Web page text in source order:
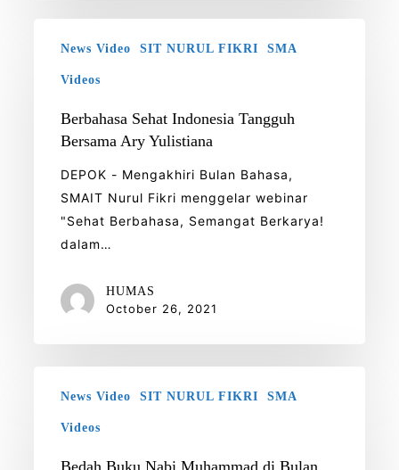
Sehat
Indonesia
Bersama
Yulistiana
News Video SIT NURUL FIKRI SMA
Videos
Berbahasa Sehat Indonesia Tangguh
Bersama Ary Yulistiana
DEPOK - Mengakhiri Bulan Bahasa,
SMAIT Nurul Fikri menggelar webinar
"Sehat Berbahasa, Semangat Berkarya!
dalam…
HUMAS
October 26, 2021
Buku
Nabi
News Video SIT NURUL FIKRI SMA
Videos
Bedah Buku Nabi Muhammad di Bulan